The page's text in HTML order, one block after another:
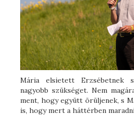
Mária elsietett Erzsébetnek
nagyobb szükséget. Nem
ment, hogy együtt örüljenek, s
is, hogy mert a háttérben